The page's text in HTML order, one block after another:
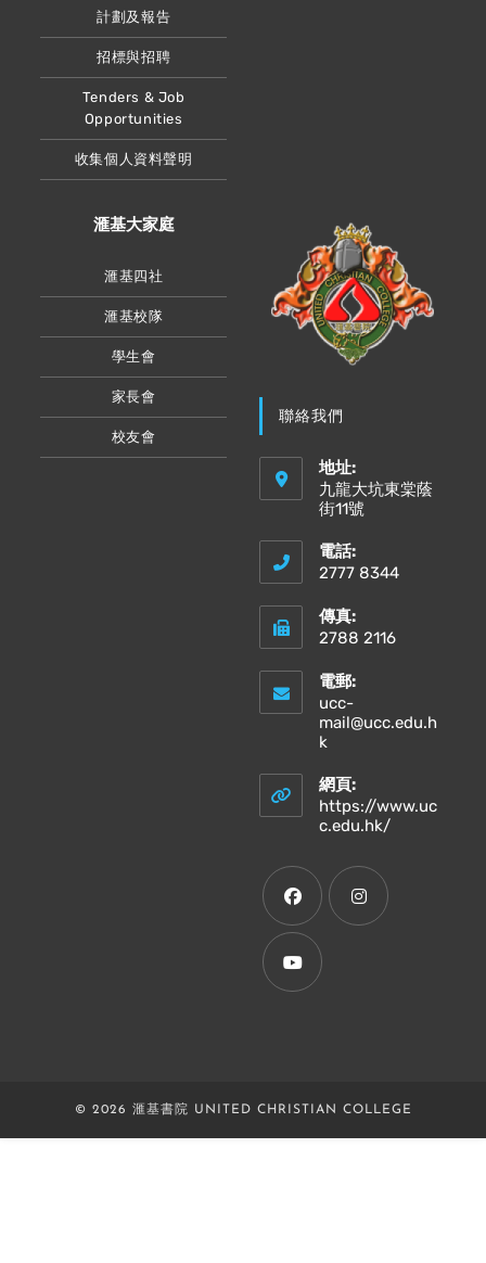
計劃及報告
招標與招聘
Tenders & Job
Opportunities
收集個人資料聲明
滙基大家庭
滙基四社
滙基校隊
學生會
家長會
校友會
聯絡我們
地址:
九龍大坑東棠蔭
街11號
電話:
2777 8344
傳真:
2788 2116
電郵:
ucc-
mail@ucc.edu.h
k
your
application
網頁:
https://www.uc
c.edu.hk/Opens
Opens
in
tab
© 2026 滙基書院 UNITED CHRISTIAN COLLEGE